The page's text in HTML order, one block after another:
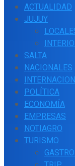
ACTUALIDAD
JUJUY
SALTA
NACIONALES
POLÍTICA
ECONOMÍA
EMPRESAS
NOTIAGRO
TURISMO